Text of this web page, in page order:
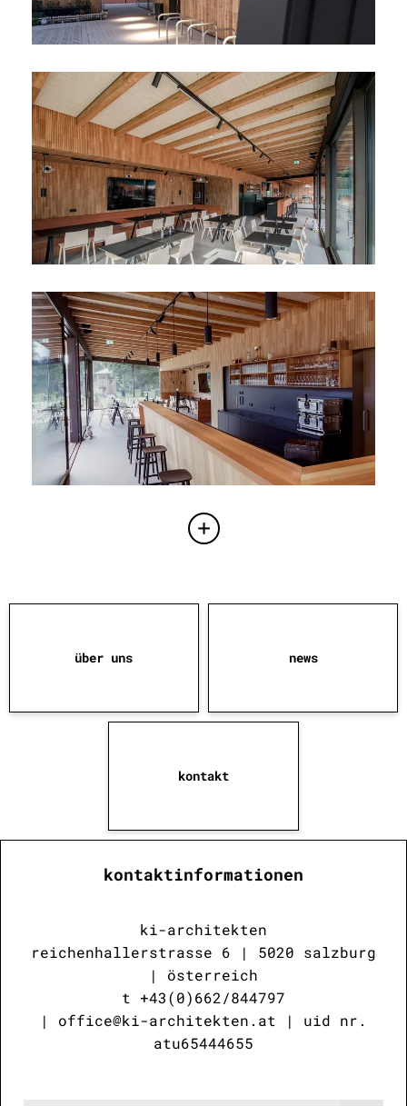
über uns news
kontakt
kontaktinformationen
ki-architekten
reichenhallerstrasse 6 | 5020 salzburg
| österreich
t +43(0)662/844797
| office@ki-architekten. at | uid nr.
atu65444655
nachricht
ich willige in die
datenverarbeitung zu
marketingzwecken ein.
der unterfertigte, der die aufklärung lautlinkgelesen
und verstanden hat, stimmt – bezugnehmend auf die
datenverarbeitung, für welche die einwilligung der
betroffenen person gesetzlich vorgeschrieben ist – der
verarbeitung seiner personenbezogenen daten seitens ki-
architekten für die übermittlung von werbe- und
marketingmitteilungen über unsere dienstleistungen,
nicht-automatisierte (postalisch, callcenter) systeme
zu.
* pflichtfelder
absenden